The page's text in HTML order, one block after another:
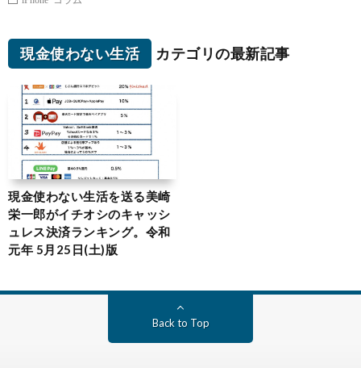
現金使わない生活 カテゴリの最新記事
現金使わない生活を送る美崎
栄一郎がイチオシのキャッシ
ュレス決済ランキング。令和
元年 5月25日(土)版
Back to Top